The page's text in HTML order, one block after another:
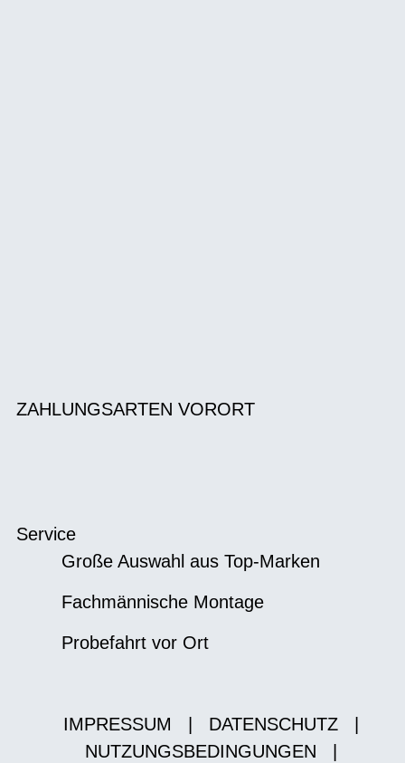
ZAHLUNGSARTEN VORORT
Service
Große Auswahl aus Top-Marken
Fachmännische Montage
Probefahrt vor Ort
IMPRESSUM DATENSCHUTZ
NUTZUNGSBEDINGUNGEN